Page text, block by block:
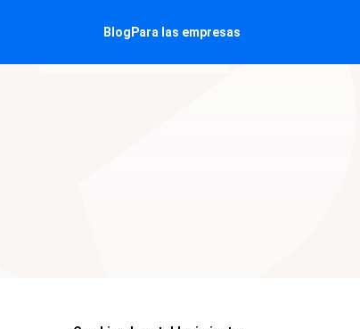
Blog Para las empresas